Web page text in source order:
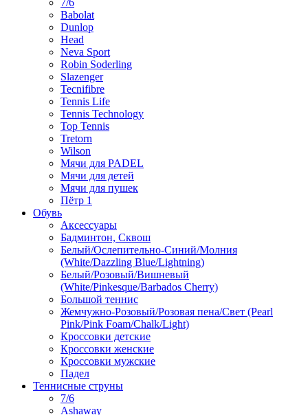
Babolat
Dunlop
Head
Neva Sport
Robin Soderling
Slazenger
Tecnifibre
Tennis Life
Tennis Technology
Top Tennis
Tretorn
Wilson
Мячи для PADEL
Мячи для детей
Мячи для пушек
Пётр 1
Обувь
Аксессуары
Бадминтон, Сквош
Белый/Ослепительно-Синий/Молния
(White/Dazzling Blue/Lightning)
Белый/Розовый/Вишневый
(White/Pinkesque/Barbados Cherry)
Большой теннис
Жемчужно-Розовый/Розовая пена/Свет (Pearl
Pink/Pink Foam/Chalk/Light)
Кроссовки детские
Кроссовки женские
Кроссовки мужские
Падел
Теннисные струны
7/6
Ashaway